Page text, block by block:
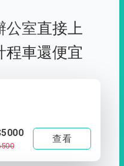
公室直接上
程車還便宜
查看